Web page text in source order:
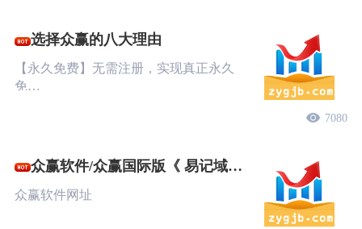
选择众赢的八大理由
【永久免费】无需注册，实现真正永久
免…
7080
众赢软件/众赢国际版《 易记域
名》
众赢软件网址